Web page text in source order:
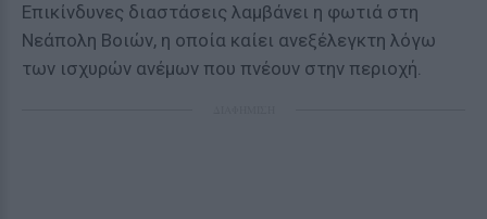
Επικίνδυνες διαστάσεις λαμβάνει η φωτιά στη
Νεάπολη Βοιών, η οποία καίει ανεξέλεγκτη λόγω
των ισχυρών ανέμων που πνέουν στην περιοχή.